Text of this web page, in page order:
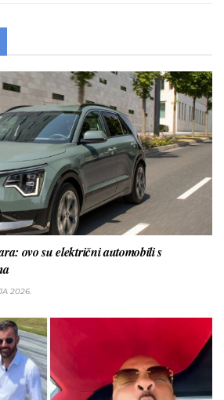
ovo su električni automobili s
2026.